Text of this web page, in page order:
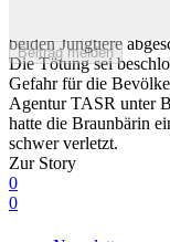
Beitrag melden
beiden Jungtiere
Die Tötung sei
Gefahr für die
Agentur TASR unter
hatte die Braunbärin
schwer verletzt.
Zur Story
0
0